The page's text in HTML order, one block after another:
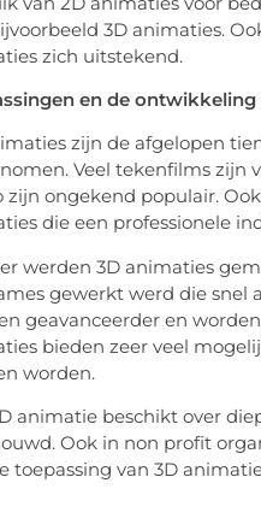
3D animaties.
zich uitstekend.
en de
zijn de afgelopen
Veel tekenfilms zijn
zijn ongekend populair.
die een professionele
werden 3D animaties
gewerkt werd die snel
geavanceerder en
bieden zeer veel
worden.
animatie beschikt over
Ook in non profit
toepassing van 3D